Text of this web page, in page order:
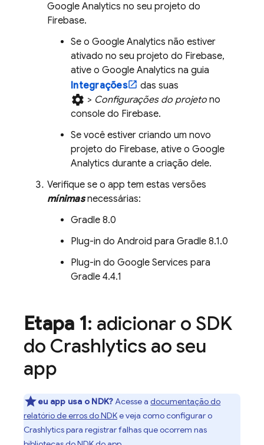
Google Analytics no seu projeto do
Firebase.
Se o Google Analytics não estiver
ativado no seu projeto do Firebase,
ative o Google Analytics na guia
Integrações
das suas
settings > Configurações do projeto no
console do Firebase.
Se você estiver criando um novo
projeto do Firebase, ative o Google
Analytics durante a criação dele.
Verifique se o app tem estas versões
mínimasnecessárias:
Gradle 8.0
Plug-in do Android para Gradle 8.1.0
Plug-in do Google Services para
Gradle 4.4.1
Etapa 1: adicionar o SDK
do Crashlytics ao seu
app
eu app usa o NDK?Acesse adocumentação do
relatório de erros do NDKe veja como configurar o
Crashlyticspara registrar falhas que ocorrem nas